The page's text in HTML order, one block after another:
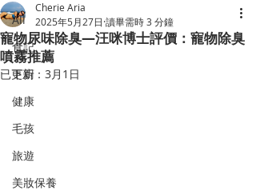
All
食記
下廚
健康
毛孩
旅遊
美妝保養
寵物尿味除臭—汪咪博士評價：寵物除臭
噴霧推薦
Cherie Aria
2025年5月27日 讀畢需時 3 分鐘
已更新： 3月1日